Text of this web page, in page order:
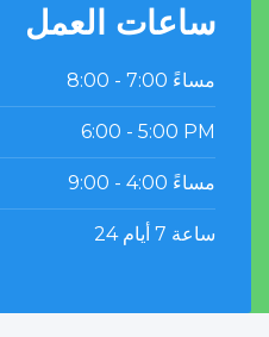
ساعات العمل
8:00 - 7:00 مساءً
6:00 - 5:00 PM
9:00 - 4:00 مساءً
24 ساعة 7 أيام